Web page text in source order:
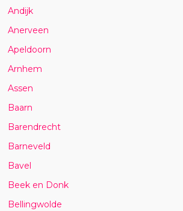
Andijk
Anerveen
Apeldoorn
Arnhem
Assen
Baarn
Barendrecht
Barneveld
Bavel
Beek en Donk
Bellingwolde